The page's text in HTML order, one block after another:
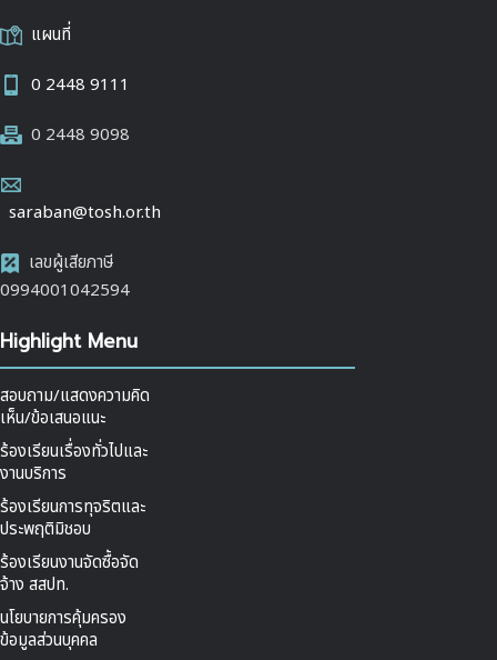
แผนที่
0 2448 9111
0 2448 9098
saraban@tosh.or.th
เลขผู้เสียภาษี
0994001042594
Highlight Menu
สอบถาม/แสดงความคิด
เห็น/ข้อเสนอแนะ
ร้องเรียนเรื่องทั่วไปและ
งานบริการ
ร้องเรียนการทุจริตและ
ประพฤติมิชอบ
ร้องเรียนงานจัดซื้อจัด
จ้าง สสปท.
นโยบายการคุ้มครอง
ข้อมูลส่วนบุคคล